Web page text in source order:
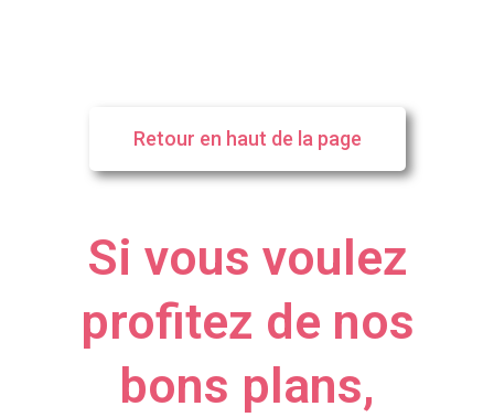
Retour en haut de la page
Si vous voulez
profitez de nos
bons plans,